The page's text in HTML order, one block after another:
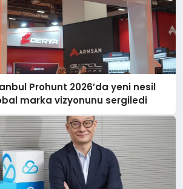
Prohunt 2026’da yeni nesil
marka vizyonunu sergiledi